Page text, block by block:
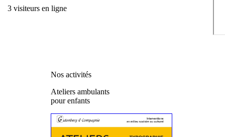
3 visiteurs en ligne
Nos activités
Ateliers ambulants
pour enfants